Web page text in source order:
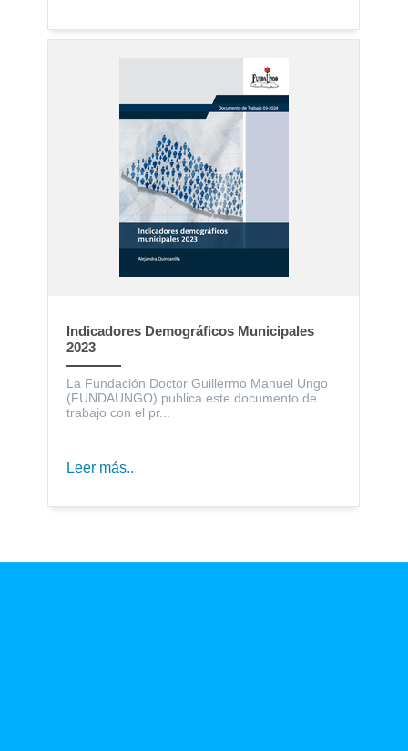
Indicadores Demográficos Municipales
2023
La Fundación Doctor Guillermo Manuel Ungo
(FUNDAUNGO) publica este documento de
trabajo con el pr...
Leer más..